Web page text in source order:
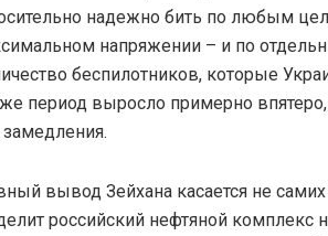
надежно бить по любым
напряжении – и по
беспилотников, которые
период выросло примерно
замедления.
вывод Зейхана касается не
российский нефтяной